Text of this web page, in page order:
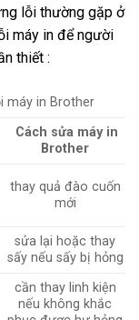
lỗi thường gặp ở
máy in để người
thiết :
máy in Brother
Cách sửa máy in
Brother
thay quả đào cuốn
mới
sửa lại hoặc thay
sấy nếu sấy bị hỏng
cần thay linh kiện
nếu không khắc